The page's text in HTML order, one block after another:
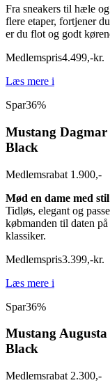
Fra sneakers til hæle
flere etaper, fortjener
er du flot og godt
Medlemspris4.499,-kr.
Læs mere i
Spar36%
Mustang Dagmar
Black
Medlemsrabat 1.900,-
Mød en dame med stil
Tidløs, elegant og
købmanden til daten
klassiker.
Medlemspris3.399,-kr.
Læs mere i
Spar36%
Mustang
Black
Medlemsrabat 2.300,-